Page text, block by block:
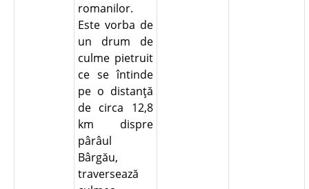
romanilor.
Este vorba de
un drum de
culme pietruit
ce se întinde
pe o distanţă
de circa 12,8
km dispre
pârâul
Bârgău,
traversează